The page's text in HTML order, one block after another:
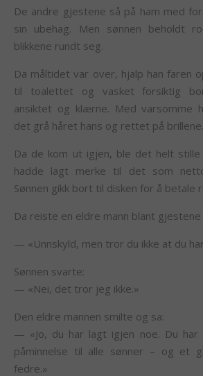
De andre gjestene så på ham med
sin ubehag. Men sønnen beholdt
blikkene rundt seg.
Da måltidet var over, hjalp han faren
til toalettet og vasket forsiktig
ansiktet og klærne. Med varsomme
det grå håret hans og rettet på brillene.
Da de kom ut igjen, ble det helt stille
hadde lagt merke til det som
Sønnen gikk bort til disken for å betale
Da reiste en eldre mann blant
— «Unnskyld, men tror du ikke at du
Sønnen svarte:
— «Nei, det tror jeg ikke.»
Den eldre mannen smilte og sa:
— «Jo, du har lagt igjen noe. Du
påminnelse til alle sønner – og et
fedre.»